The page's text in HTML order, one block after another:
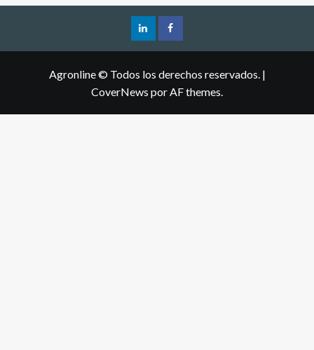
Agronline © Todos los derechos reservados. |
CoverNews por AF themes.